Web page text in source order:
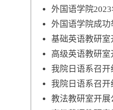
外国语学院
外国语学院成功
基础英语教研
高级英语教研
我院日语系召
我院日语系召
教法教研室开展